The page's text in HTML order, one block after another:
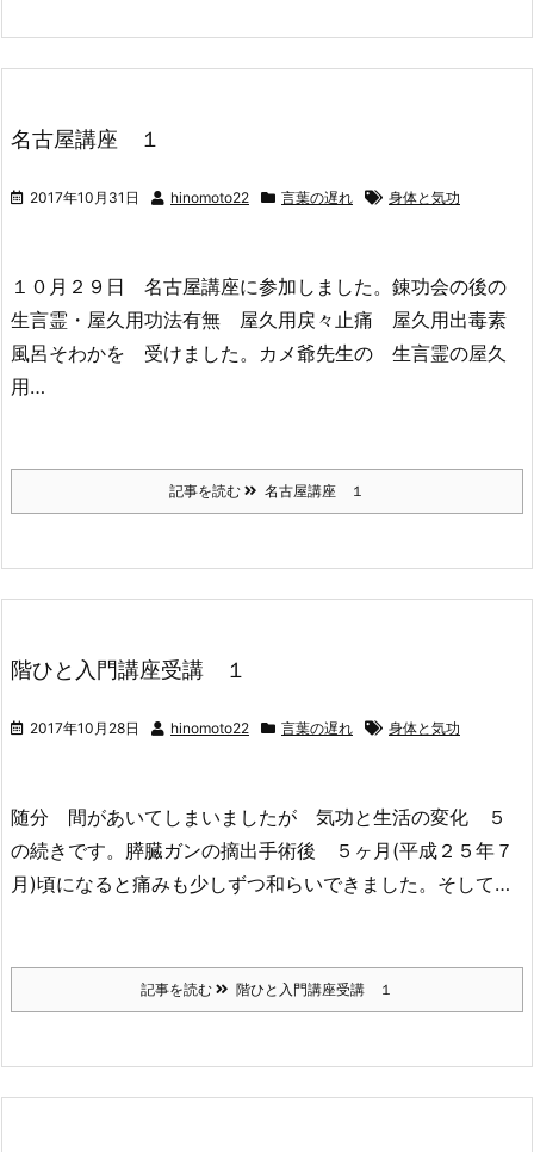
名古屋講座 １
2017年10月31日 hinomoto22 言葉の遅れ 身体と気功
１０月２９日 名古屋講座に参加しました。錬功会の後の
生言霊・屋久用功法有無 屋久用戻々止痛 屋久用出毒素
風呂そわかを 受けました。カメ爺先生の 生言霊の屋久
用…
記事を読む 名古屋講座 １
階ひと入門講座受講 １
2017年10月28日 hinomoto22 言葉の遅れ 身体と気功
随分 間があいてしまいましたが 気功と生活の変化 ５
の続きです。膵臓ガンの摘出手術後 ５ヶ月(平成２５年７
月)頃になると痛みも少しずつ和らいできました。そして…
記事を読む 階ひと入門講座受講 １